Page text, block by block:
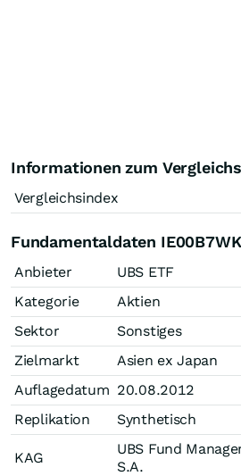
Informationen zum
Vergleichsindex
Fundamentaldaten
Anbieter
UBS ETF
Kategorie
Aktien
Sektor
Sonstiges
Zielmarkt
Asien ex Japan
Auflagedatum 20.08.2012
Replikation
Synthetisch
KAG
UBS Fund
S.A.